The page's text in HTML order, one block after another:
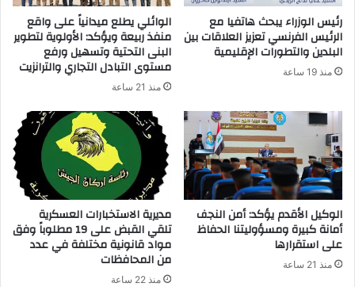
ر
و
ن
ي
رئيس الوزراء يبحث هاتفيا مع
الرئيس الفرنسي تعزيز العلاقات بين
البلدين والتطورات الإقليمية
منذ 19 ساعة
الوائلي يطلع ميدانياً على واقع
منفذ ربيعة ويؤكد: الأولوية لتطوير
البنى التحتية وتسهيل ورفع
مستوى التبادل التجاري والترانزيت
منذ 21 ساعة
الوكيل الأقدم يؤكد: أمن النجف
أمانة كبيرة ومسؤوليتنا الحفاظ
على استقرارها
منذ 21 ساعة
مديرية الاستخبارات العسكرية
تلقي القبض على 19 مطلوباً وفق
مواد قانونية مختلفة في عدد
من المحافظات
منذ 22 ساعة